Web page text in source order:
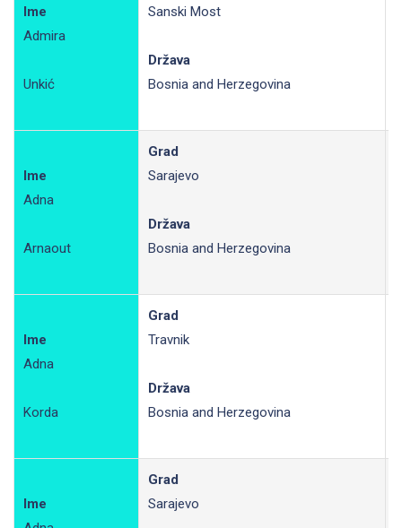
Ime
Admira
Unkić
Sanski Most
Država
Bosnia and Herzegovina
Ime
Adna
Arnaout
Grad
Sarajevo
Država
Bosnia and Herzegovina
Ime
Adna
Korda
Grad
Travnik
Država
Bosnia and Herzegovina
Ime
Grad
Sarajevo